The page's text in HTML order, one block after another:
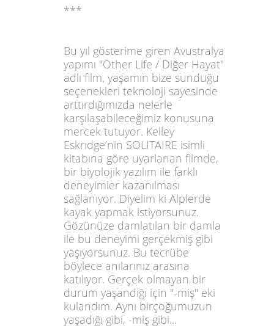
***
Bu yıl gösterime giren Avustralya
yapımı "Other Life / Diğer Hayat"
adlı film, yaşamın bize sunduğu
seçenekleri teknoloji sayesinde
arttırdığımızda nelerle
karşılaşabileceğimiz konusuna
mercek tutuyor. Kelley
Eskrıdge’nin SOLITAIRE isimli
kitabına göre uyarlanan filmde,
bir biyolojik yazılım ile farklı
deneyimler kazanılması
sağlanıyor. Diyelim ki Alplerde
kayak yapmak istiyorsunuz.
Gözünüze damlatılan bir damla
ile bu deneyimi gerçekmiş gibi
yaşıyorsunuz. Bu tecrübe
böylece anılarınız arasına
katılıyor. Gerçek olmayan bir
durum yaşandığı için "-miş" eki
kulandım. Aynı birçoğumuzun
yaşadığı gibi, -miş gibi...